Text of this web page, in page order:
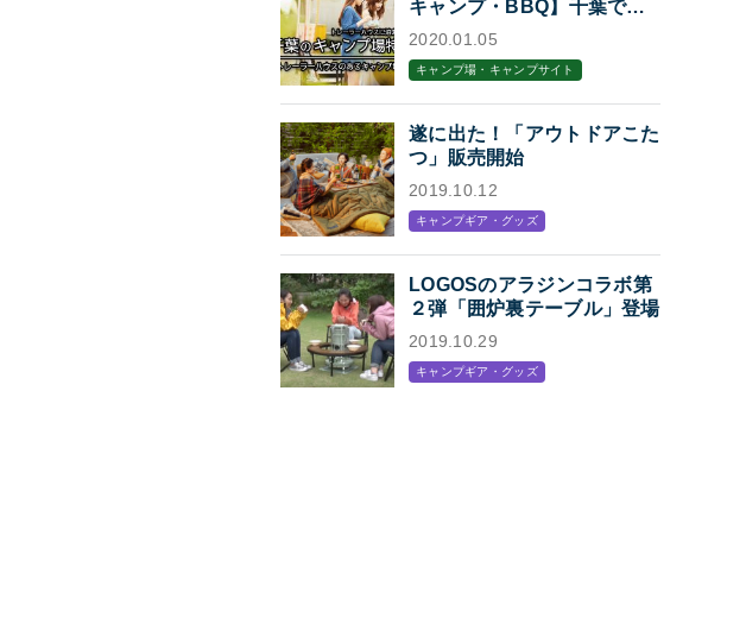
キャンプ・BBQ】千葉でト
レーラーハウスに泊まれるキ
2020.01.05
キャンプ場・キャンプサイト
遂に出た！「アウトドアこた
つ」販売開始
2019.10.12
キャンプギア・グッズ
LOGOSのアラジンコラボ第
２弾「囲炉裏テーブル」登場
2019.10.29
キャンプギア・グッズ